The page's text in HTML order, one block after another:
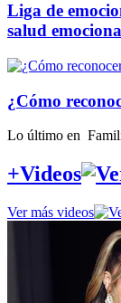
Liga de
salud
¿Cómo
Lo último en
+Videos
Ver más videos